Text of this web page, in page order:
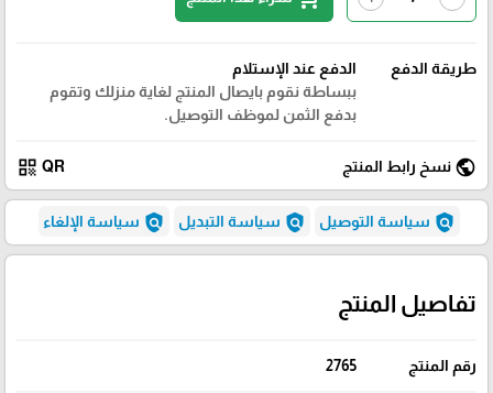
طريقة الدفع
الدفع عند الإستلام
ببساطة نقوم بايصال المنتج لغاية منزلك وتقوم
بدفع الثمن لموظف التوصيل.
public نسخ رابط المنتج QR
qr_code
policy سياسة التوصيل policy سياسة التبديل policy سياسة الإلغاء
تفاصيل المنتج
رقم المنتج 2765